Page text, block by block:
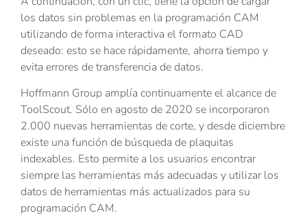
los datos sin problemas en la programación CAM
utilizando de forma interactiva el formato CAD
deseado: esto se hace rápidamente, ahorra tiempo y
evita errores de transferencia de datos.
Hoffmann Group amplía continuamente el alcance de
ToolScout. Sólo en agosto de 2020 se incorporaron
2.000 nuevas herramientas de corte, y desde diciembre
existe una función de búsqueda de plaquitas
indexables. Esto permite a los usuarios encontrar
siempre las herramientas más adecuadas y utilizar los
datos de herramientas más actualizados para su
programación CAM.